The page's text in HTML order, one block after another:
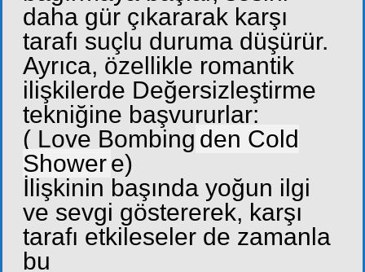
daha gür çıkararak karşı
tarafı suçlu duruma düşürür.
Ayrıca, özellikle romantik
ilişkilerde Değersizleştirme
tekniğine başvururlar:
( Love Bombing den Cold
Showere)
İlişkinin başında yoğun ilgi
ve sevgi göstererek, karşı
tarafı etkileseler de zamanla
bu